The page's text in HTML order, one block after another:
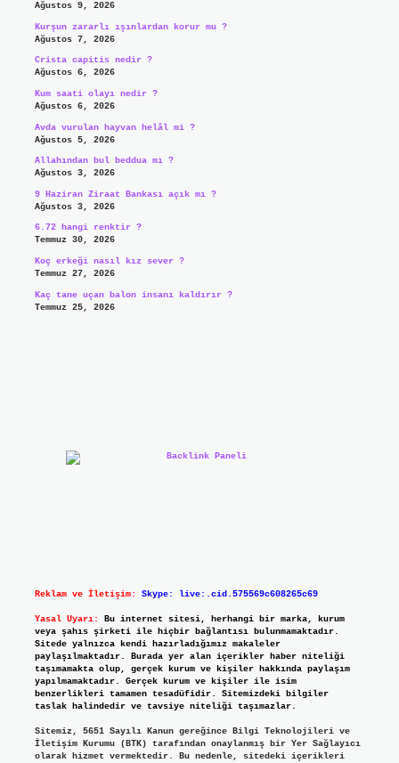
Ağustos 9, 2026
Kurşun zararlı ışınlardan korur mu ?
Ağustos 7, 2026
Crista capitis nedir ?
Ağustos 6, 2026
Kum saati olayı nedir ?
Ağustos 6, 2026
Avda vurulan hayvan helâl mi ?
Ağustos 5, 2026
Allahından bul beddua mı ?
Ağustos 3, 2026
9 Haziran Ziraat Bankası açık mı ?
Ağustos 3, 2026
6.72 hangi renktir ?
Temmuz 30, 2026
Koç erkeği nasıl kız sever ?
Temmuz 27, 2026
Kaç tane uçan balon insanı kaldırır ?
Temmuz 25, 2026
Reklam ve İletişim: Skype: live:.cid.575569c608265c69
Yasal Uyarı:
Bu internet sitesi, herhangi bir marka, kurum
veya şahıs şirketi ile hiçbir bağlantısı bulunmamaktadır.
Sitede yalnızca kendi hazırladığımız makaleler
paylaşılmaktadır. Burada yer alan içerikler haber niteliği
taşımamakta olup, gerçek kurum ve kişiler hakkında paylaşım
yapılmamaktadır. Gerçek kurum ve kişiler ile isim
benzerlikleri tamamen tesadüfidir. Sitemizdeki bilgiler
taslak halindedir ve tavsiye niteliği taşımazlar.
Sitemiz, 5651 Sayılı Kanun gereğince Bilgi Teknolojileri ve
İletişim Kurumu (BTK) tarafından onaylanmış bir Yer Sağlayıcı
olarak hizmet vermektedir. Bu nedenle, sitedeki içerikleri